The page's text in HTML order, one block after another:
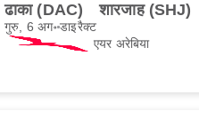
ढाका (DAC) शारजाह (SHJ)
गुरु, 6 अग॰डाइरैक्ट
एयर अरेबिया